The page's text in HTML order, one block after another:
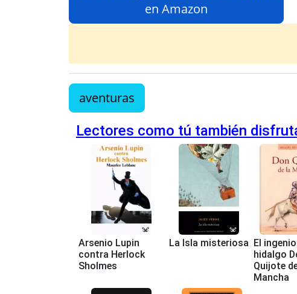
en Amazon
aventuras
Lectores como tú también
Arsenio Lupin
contra Herlock
Sholmes
La Isla misteriosa El
hidalgo
Quijote
Mancha